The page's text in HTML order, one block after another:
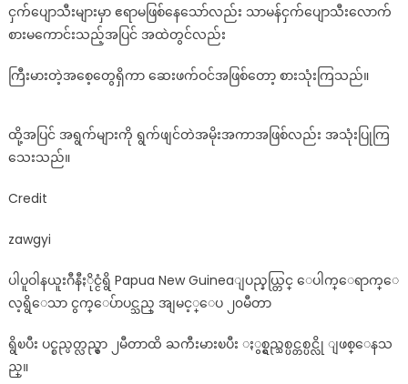
အဖြစ်
ခြင်း
ခံထား
သော
ငှက်ပျောပင်
ငှက်ပျောသီးများမှာ ဧရာမဖြစ်နေသော်လည်း သာမန်ငှက်ပျောသီးလောက်
စားမကောင်းသည့်အပြင် အထဲတွင်လည်း
ကြီးမားတဲ့အစေ့တွေရှိကာ ဆေးဖက်ဝင်အဖြစ်တော့ စားသုံးကြသည်။
ထို့အပြင် အရွက်များကို ရွက်ဖျင်တဲအမိုးအကာအဖြစ်လည်း အသုံးပြုကြ
သေးသည်။
Credit
zawgyi
ပါပူဝါနယူးဂီနီႏိုင္ငံရွိ Papua New Guineaျပည္နယ္တြင္ ေပါက္ေရာက္ေ
လ့ရွိေသာ ငွက္ေပ်ာပင္သည္ အျမင့္ေပ ၂၀မီတာ
ရွိၿပီး ပင္စည္ပတ္လည္မွာ ၂မီတာထိ ႀကီးမားၿပီး ႏွစ္ရွည္သစ္ပင္တစ္ပင္လို ျဖစ္ေနသ
ည္။